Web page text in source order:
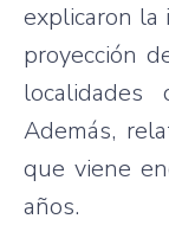
explicaron la
proyección
Además,
que viene
años.